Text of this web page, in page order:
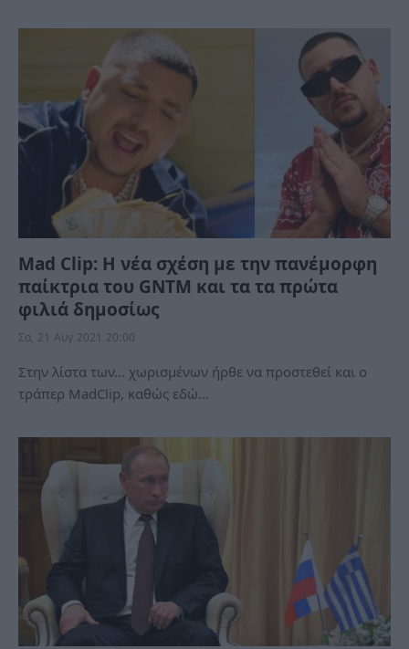
Mad Clip: Η νέα σχέση με την πανέμορφη
παίκτρια του GNTM και τα τα πρώτα
φιλιά δημοσίως
Σα, 21 Αυγ 2021 20:00
Στην λίστα των… χωρισμένων ήρθε να προστεθεί και ο
τράπερ MadClip, καθώς εδώ…